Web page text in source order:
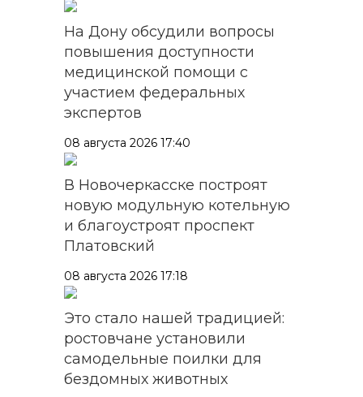
На Дону обсудили вопросы
повышения доступности
медицинской помощи с
участием федеральных
экспертов
08 августа 2026 17:40
В Новочеркасске построят
новую модульную котельную
и благоустроят проспект
Платовский
08 августа 2026 17:18
Это стало нашей традицией:
ростовчане установили
самодельные поилки для
бездомных животных